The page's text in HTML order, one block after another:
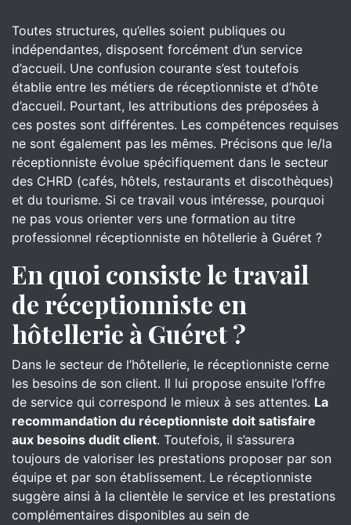
Toutes structures, qu’elles soient publiques ou
indépendantes, disposent forcément d’un service
d’accueil. Une confusion courante s’est toutefois
établie entre les métiers de réceptionniste et d’hôte
d’accueil. Pourtant, les attributions des préposées à
ces postes sont différentes. Les compétences requises
ne sont également pas les mêmes. Précisons que le/la
réceptionniste évolue spécifiquement dans le secteur
des CHRD (cafés, hôtels, restaurants et discothèques)
et du tourisme. Si ce travail vous intéresse, pourquoi
ne pas vous orienter vers une formation au titre
professionnel réceptionniste en hôtellerie à Guéret ?
En quoi consiste le travail
de réceptionniste en
hôtellerie à Guéret ?
Dans le secteur de l’hôtellerie, le réceptionniste cerne
les besoins de son client. Il lui propose ensuite l’offre
de service qui correspond le mieux à ses attentes. La
recommandation du réceptionniste doit satisfaire
aux besoins dudit client. Toutefois, il s’assurera
toujours de valoriser les prestations proposer par son
équipe et par son établissement. Le réceptionniste
suggère ainsi à la clientèle le service et les prestations
complémentaires disponibles au sein de